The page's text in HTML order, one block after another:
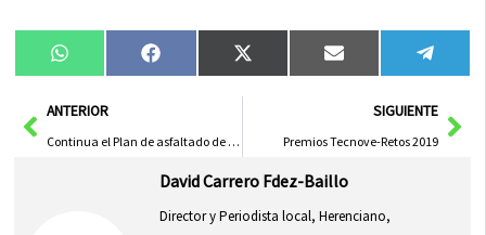
Compartir
en
WhatsAppCompartir
en
FacebookCompartir
en
X
(Twitter)
Compartir
en
Email
en
AntANTERIOR
Continua el Plan de asfaltado de calles en Herencia
SIGUIENTE
Premios Tecnove-Retos 2019
David Carrero Fdez-Baillo
Director y Periodista local, Herenciano,